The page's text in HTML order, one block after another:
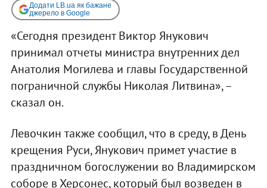
Додати LB.ua як бажане
джерело в Google
«Сегодня президент Виктор Янукович
принимал отчеты министра внутренних дел
Анатолия Могилева и главы Государственной
пограничной службы Николая Литвина», –
сказал он.
Левочкин также сообщил, что в среду, в День
крещения Руси, Янукович примет участие в
праздничном богослужении во Владимирском
соборе в Херсонес, который был возведен в